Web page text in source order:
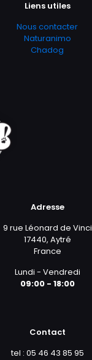
Liens utiles
Nous contacter
Naturanimo
Chadog
Adresse
9 rue Léonard de Vinci
17440, Aytré
France
Lundi - Vendredi
09:00 - 18:00
Contact
tel : 05 46 43 85 95